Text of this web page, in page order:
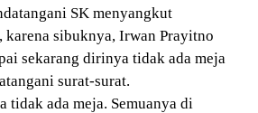
SK menyangkut
karena sibuknya, Irwan Prayitno
sekarang dirinya tidak ada meja
surat-surat.
tidak ada meja. Semuanya di